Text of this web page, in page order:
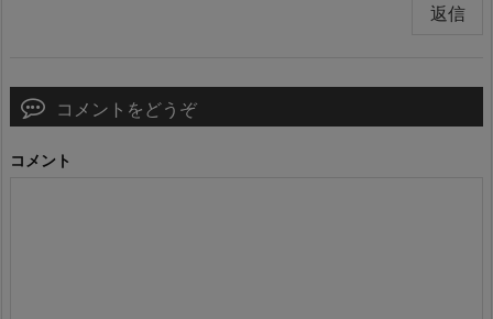
返信
コメントをどうぞ
コメント